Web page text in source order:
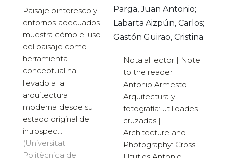
Paisaje pintoresco y
entornos adecuados
muestra cómo el uso
del paisaje como
herramienta
conceptual ha
llevado a la
arquitectura
moderna desde su
estado original de
introspec...
(Universitat
Politècnica de
Parga, Juan Antonio;
Labarta Aizpún, Carlos;
Gastón Guirao, Cristina
Nota al lector | Note
to the reader
Antonio Armesto
Arquitectura y
fotografía: utilidades
cruzadas |
Architecture and
Photography: Cross